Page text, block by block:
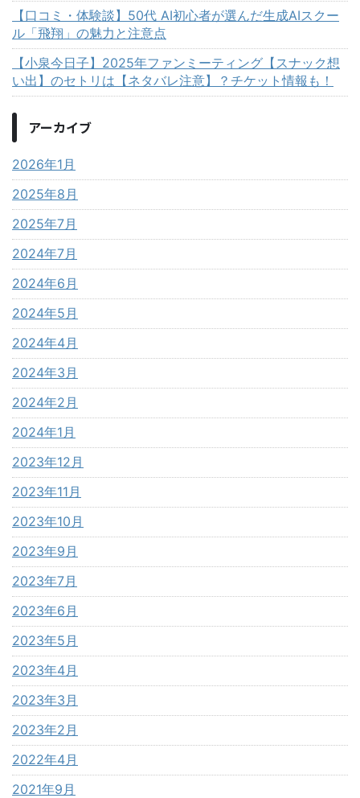
【口コミ・体験談】50代 AI初心者が選んだ生成AIスクー
ル「飛翔」の魅力と注意点
【小泉今日子】2025年ファンミーティング【スナック想
い出】のセトリは【ネタバレ注意】？チケット情報も！
アーカイブ
2026年1月
2025年8月
2025年7月
2024年7月
2024年6月
2024年5月
2024年4月
2024年3月
2024年2月
2024年1月
2023年12月
2023年11月
2023年10月
2023年9月
2023年7月
2023年6月
2023年5月
2023年4月
2023年3月
2023年2月
2022年4月
2021年9月